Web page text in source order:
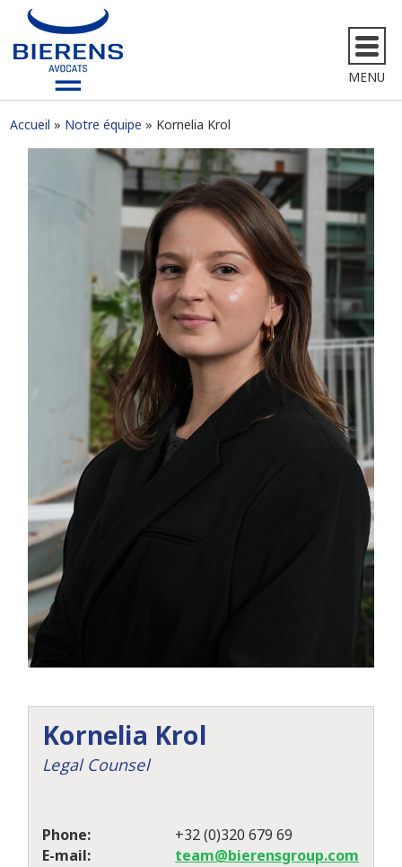
MENU
Accueil Notre équipe Kornelia Krol
Kornelia Krol
Legal Counsel
Phone:
+32 (0)320 679 69
E-mail:
team@bierensgroup.com